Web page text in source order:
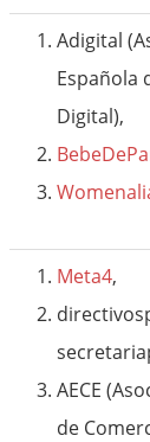
Adigital
Española
Digital),
Meta4,
AECE
de